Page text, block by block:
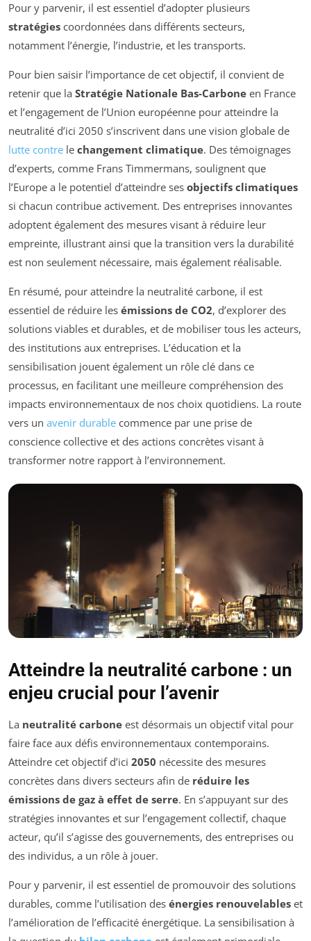
Pour y parvenir, il est essentiel d’adopter plusieurs
stratégies coordonnées dans différents secteurs,
notamment l’énergie, l’industrie, et les transports.
Pour bien saisir l’importance de cet objectif, il convient de
retenir que la Stratégie Nationale Bas-Carbone en France
et l’engagement de l’Union européenne pour atteindre la
neutralité d’ici 2050 s’inscrivent dans une vision globale de
lutte contre le changement climatique. Des témoignages
d’experts, comme Frans Timmermans, soulignent que
l’Europe a le potentiel d’atteindre ses objectifs climatiques
si chacun contribue activement. Des entreprises innovantes
adoptent également des mesures visant à réduire leur
empreinte, illustrant ainsi que la transition vers la durabilité
est non seulement nécessaire, mais également réalisable.
En résumé, pour atteindre la neutralité carbone, il est
essentiel de réduire les émissions de CO2, d’explorer des
solutions viables et durables, et de mobiliser tous les acteurs,
des institutions aux entreprises. L’éducation et la
sensibilisation jouent également un rôle clé dans ce
processus, en facilitant une meilleure compréhension des
impacts environnementaux de nos choix quotidiens. La route
vers un avenir durable commence par une prise de
conscience collective et des actions concrètes visant à
transformer notre rapport à l’environnement.
Atteindre la neutralité carbone : un
enjeu crucial pour l’avenir
La neutralité carbone est désormais un objectif vital pour
faire face aux défis environnementaux contemporains.
Atteindre cet objectif d’ici 2050 nécessite des mesures
concrètes dans divers secteurs afin de réduire les
émissions de gaz à effet de serre. En s’appuyant sur des
stratégies innovantes et sur l’engagement collectif, chaque
acteur, qu’il s’agisse des gouvernements, des entreprises ou
des individus, a un rôle à jouer.
Pour y parvenir, il est essentiel de promouvoir des solutions
durables, comme l’utilisation des énergies renouvelables et
l’amélioration de l’efficacité énergétique. La sensibilisation à